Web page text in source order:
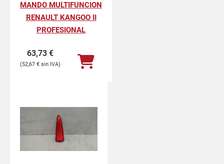
MANDO MULTIFUNCION
RENAULT KANGOO II
PROFESIONAL
63,73 €
52,67 €